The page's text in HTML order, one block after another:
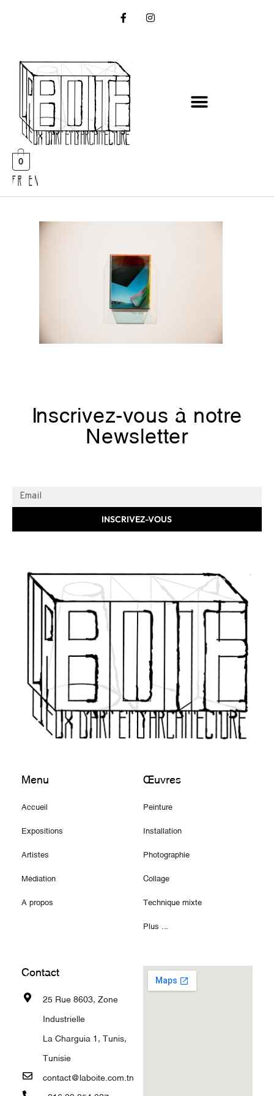
0
FR EN
Inscrivez-vous à notre
Newsletter
INSCRIVEZ-VOUS
Menu
Accueil
Expositions
Artistes
Médiation
A propos
Œuvres
Peinture
Installation
Photographie
Collage
Technique mixte
Plus ...
Contact
25 Rue 8603, Zone
Industrielle
La Charguia 1, Tunis,
Tunisie
contact@laboite.com.tn